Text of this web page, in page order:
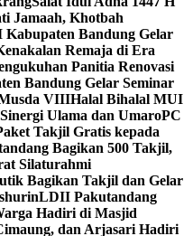
Jamaah, Khotbah
Bandung Gelar
Remaja di Era
Panitia Renovasi
Bandung Gelar Seminar
VIIIHalal Bihalal MUI
Ulama dan UmaroPC
Takjil Gratis kepada
Bagikan 500 Takjil,
Silaturahmi
Bagikan Takjil dan Gelar
LDII Pakutandang
Hadiri di Masjid
dan Arjasari Hadiri